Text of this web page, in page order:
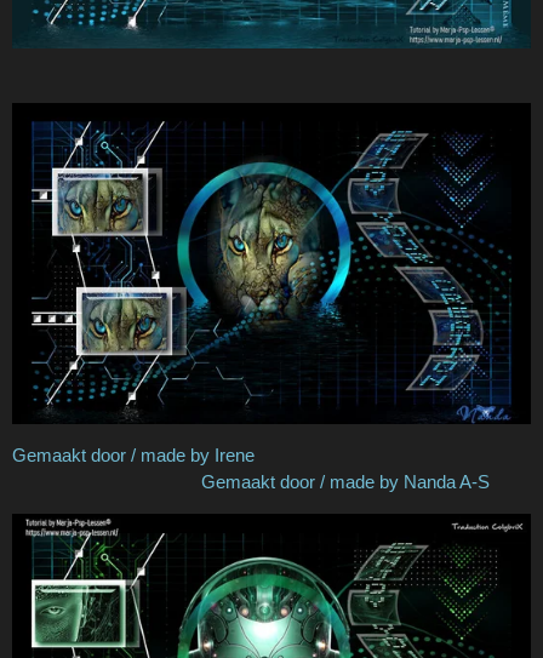
Gemaakt door / made by Irene
Gemaakt door / made by Nanda A-S